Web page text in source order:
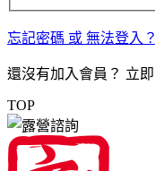
忘記密碼 或 無法登入？
還沒有加入會員？ 立即
TOP